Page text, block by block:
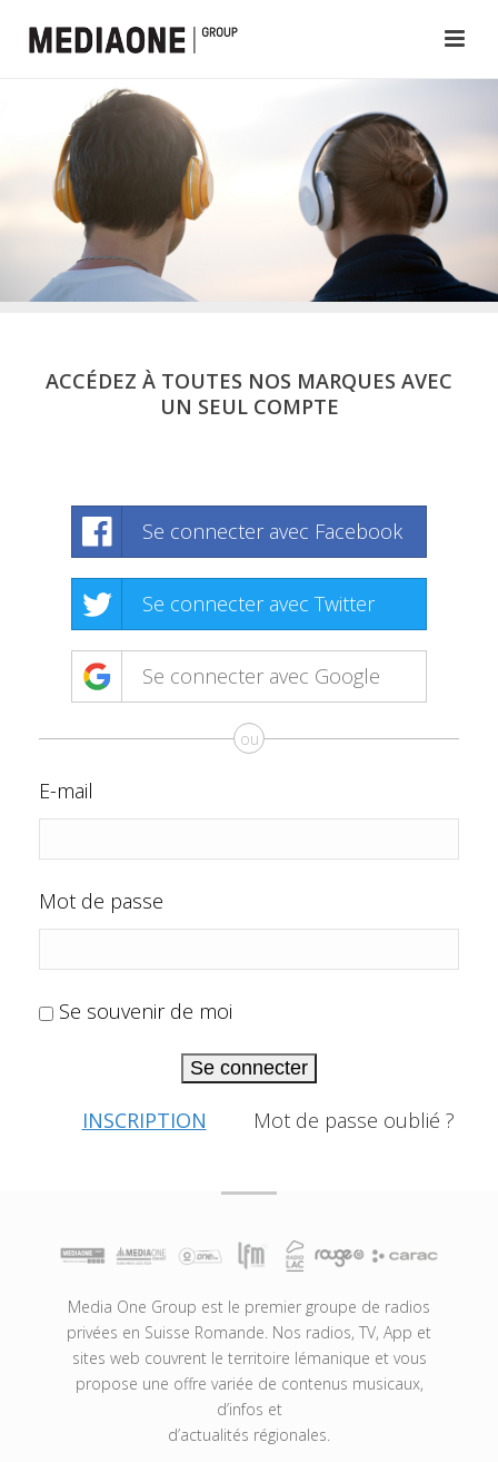
ACCÉDEZ À TOUTES NOS MARQUES AVEC
UN SEUL COMPTE
Se connecter avec Facebook
Se connecter avec Twitter
Se connecter avec Google
ou
E-mail
Mot de passe
Se souvenir de moi
Se connecter
INSCRIPTION Mot de passe oublié ?
Media One Group est le premier groupe de radios
privées en Suisse Romande. Nos radios, TV, App et
sites web couvrent le territoire lémanique et vous
propose une offre variée de contenus musicaux,
d’infos et
d’actualités régionales.